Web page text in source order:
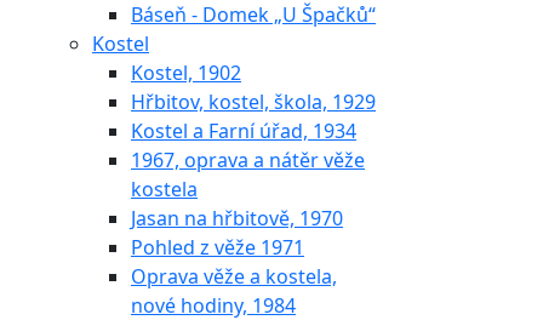
Báseň - Domek „U Špačků“
Kostel
Kostel, 1902
Hřbitov, kostel, škola, 1929
Kostel a Farní úřad, 1934
1967, oprava a nátěr věže
kostela
Jasan na hřbitově, 1970
Pohled z věže 1971
Oprava věže a kostela,
nové hodiny, 1984